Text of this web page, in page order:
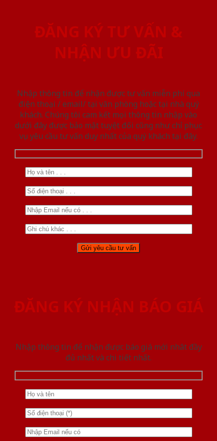
ĐĂNG KÝ TƯ VẤN &
NHẬN ƯU ĐÃI
Nhập thông tin để nhận được tư vấn miễn phí qua
điện thoại / email/ tại văn phòng hoặc tại nhà quý
khách. Chúng tôi cam kết mọi thông tin nhập vào
dưới đây được bảo mật tuyệt đối cũng như chỉ phục
vụ yêu cầu tư vấn duy nhất của quý khách tại đây.
ĐĂNG KÝ NHẬN BÁO GIÁ
Nhập thông tin để nhận được báo giá mới nhât đầy
đủ nhất và chi tiết nhất.